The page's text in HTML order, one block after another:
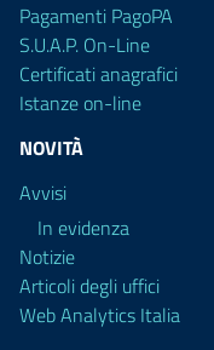
Pagamenti PagoPA
S.U.A.P. On-Line
Certificati anagrafici
Istanze on-line
NOVITÀ
Avvisi
In evidenza
Notizie
Articoli degli uffici
Web Analytics Italia